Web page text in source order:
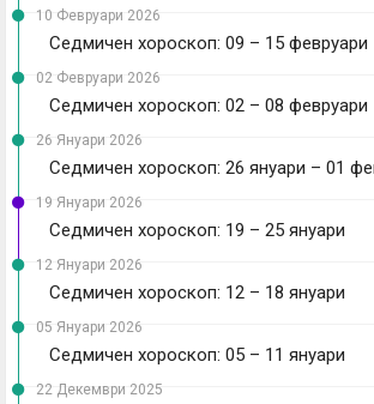
10 Февруари 2026
Седмичен хороскоп: 09 – 15 февруари
02 Февруари 2026
Седмичен хороскоп: 02 – 08 февруари
26 Януари 2026
Седмичен хороскоп: 26 януари – 01
19 Януари 2026
Седмичен хороскоп: 19 – 25 януари
12 Януари 2026
Седмичен хороскоп: 12 – 18 януари
05 Януари 2026
Седмичен хороскоп: 05 – 11 януари
22 Декември 2025